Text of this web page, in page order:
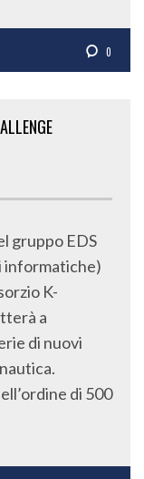
0
gruppo EDS
informatiche)
K-
a
di nuovi
di 500